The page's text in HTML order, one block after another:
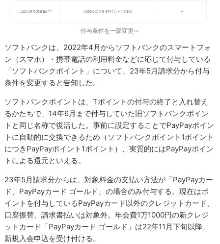
付与条件を一部変更へ
ソフトバンクは、2022年4月からソフトバンクのスマートフォ
ン（スマホ）・携帯電話の利用料金などに応じて付与している
「ソフトバンクポイント」について、23年5月請求分から付与
条件を変更すると告知した。
ソフトバンクポイントは、Tポイントの付与の終了と入れ替え
るかたちで、14年6月まで付与していた旧ソフトバンクポイン
トと同じ名称で復活した。事前に設定することでPayPayポイン
トに自動的に交換できるため（ソフトバンクポイント1ポイント
につきPayPayポイント1ポイント）、実質的にはPayPayポイン
トによる還元といえる。
23年5月請求分からは、対象料金の支払い方法が「PayPayカー
ド、PayPayカード ゴールド」の場合のみ付与する。現在はポ
イントを付与しているPayPayカード以外のクレジットカード、
口座振替、請求書払いは対象外。年会費1万1000円の新クレジ
ットカード「PayPayカード ゴールド」は22年11月下旬以降、
新規入会申込を受け付ける。